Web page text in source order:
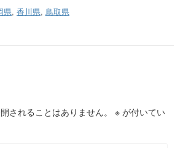
県, 香川県, 鳥取県
されることはありません。 ※ が付いてい